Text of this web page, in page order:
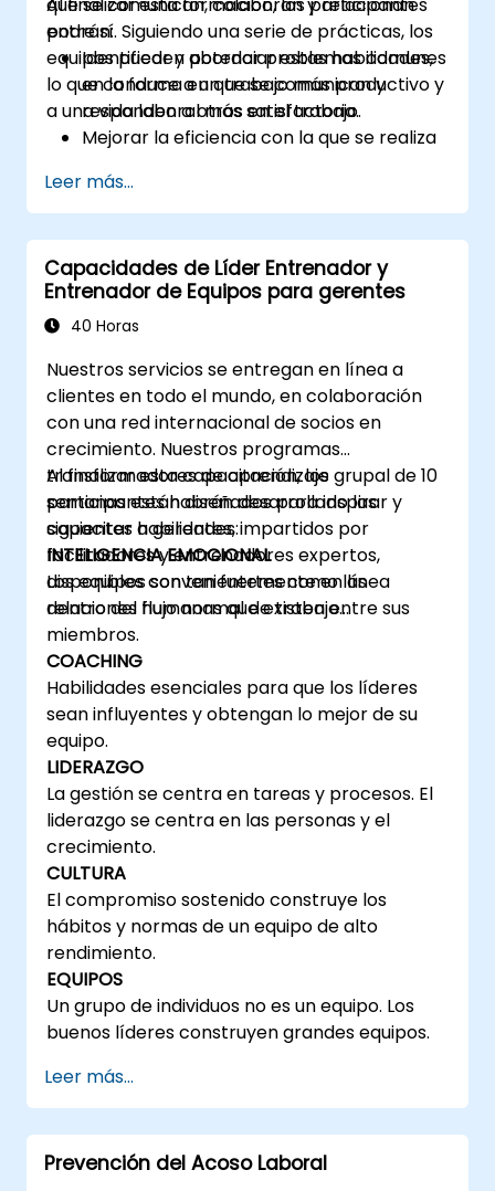
entre sí. Siguiendo una serie de prácticas, los
equipos pueden potenciar estas habilidades,
lo que conduce a un trabajo más productivo y
a una vida laboral más satisfactoria.
podrán:
Identificar y abordar problemas comunes
en la forma en que se comunican y
responden a otros en el trabajo.
Mejorar la eficiencia con la que se realiza
Comprender las necesidades individuales
y colectivas de un equipo para gestionar
y orientar mejor sus esfuerzos.
Comprender el significado y la
importancia de la inteligencia emocional
como indicador y guía para mejorar las
Leer más...
Capacidades de Líder Entrenador y
Entrenador de Equipos para gerentes
40 Horas
Nuestros servicios se entregan en línea a
clientes en todo el mundo, en colaboración
con una red internacional de socios en
crecimiento. Nuestros programas
transformadores de aprendizaje grupal de 10
semanas están diseñados para inspirar y
capacitar a gerentes, impartidos por
facilitadores y entrenadores expertos,
disponibles convenientemente en línea
dentro del flujo normal de trabajo…
Al finalizar esta capacitación, los
participantes habrán desarrollado las
siguientes habilidades:
INTELIGENCIA EMOCIONAL
Los equipos son tan fuertes como las
relaciones humanas que existen entre sus
miembros.
COACHING
Habilidades esenciales para que los líderes
sean influyentes y obtengan lo mejor de su
equipo.
LIDERAZGO
La gestión se centra en tareas y procesos. El
liderazgo se centra en las personas y el
crecimiento.
CULTURA
El compromiso sostenido construye los
hábitos y normas de un equipo de alto
rendimiento.
EQUIPOS
Un grupo de individuos no es un equipo. Los
buenos líderes construyen grandes equipos.
Leer más...
Prevención del Acoso Laboral